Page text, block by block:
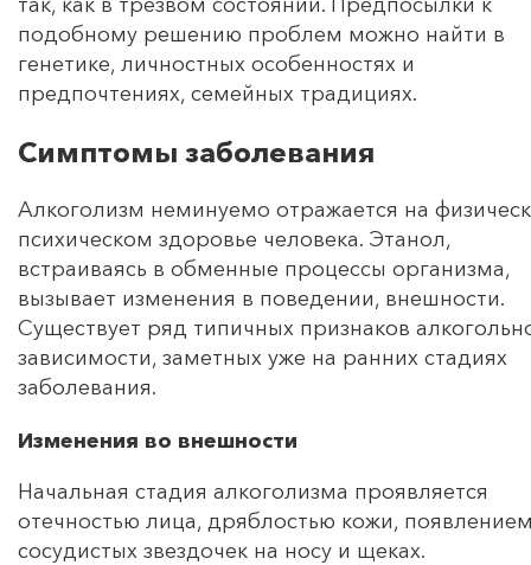
подобному решению проблем можно найти в
генетике, личностных особенностях и
предпочтениях, семейных традициях.
Симптомы заболевания
Алкоголизм неминуемо отражается на
психическом здоровье человека. Этанол,
встраиваясь в обменные процессы организма,
вызывает изменения в поведении, внешности.
Существует ряд типичных признаков
зависимости, заметных уже на ранних стадиях
заболевания.
Изменения во внешности
Начальная стадия алкоголизма проявляется
отечностью лица, дряблостью кожи,
сосудистых звездочек на носу и щеках.